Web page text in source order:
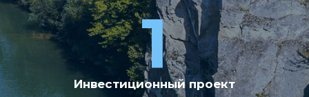
1
Инвестиционный проект
15
За 2010-2020гг.